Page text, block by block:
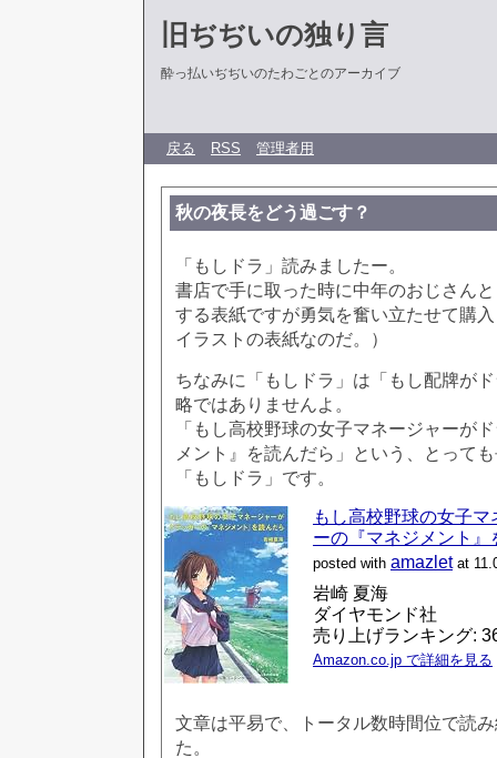
旧ぢぢいの独り言
酔っ払いぢぢいのたわごとのアーカイブ
戻る RSS 管理者用
秋の夜長をどう過ごす？
「もしドラ」読みましたー。
書店で手に取った時に中年のおじさん
する表紙ですが勇気を奮い立たせて購
イラストの表紙なのだ。）
ちなみに「もしドラ」は「もし配牌が
略ではありませんよ。
「もし高校野球の女子マネージャーが
メント』を読んだら」という、とって
「もしドラ」です。
もし高校野球の女子
ーの『マネジメント』
posted with amazletat
岩崎 夏海
ダイヤモンド社
売り上げランキング:
Amazon.co.jp で詳細を見る
文章は平易で、トータル数時間位で読
た。